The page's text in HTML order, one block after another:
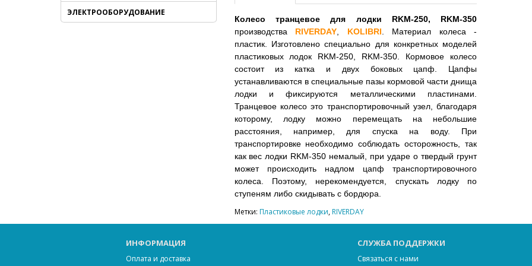
ЭЛЕКТРООБОРУДОВАНИЕ
Колесо транцевое для лодки RKM-250, RKM-350
производства RIVERDAY KOLIBRI . Материал колеса -
пластик. Изготовлено специально для конкретных моделей
пластиковых лодок RKM-250, RKM-350. Кормовое колесо
состоит из катка и двух боковых цапф. Цапфы
устанавливаются в специальные пазы кормовой части днища
лодки и фиксируются металлическими пластинами.
Транцевое колесо это транспортировочный узел, благодаря
которому, лодку можно перемещать на небольшие
расстояния, например, для спуска на воду. При
транспортировке необходимо соблюдать осторожность, так
как вес лодки RKM-350 немалый, при ударе о твердый грунт
может происходить надлом цапф транспортировочного
колеса. Поэтому, нерекомендуется, спускать лодку по
ступеням либо скидывать с бордюра.
Метки: Пластиковые лодки,RIVERDAY
ИНФОРМАЦИЯ
Оплата и доставка
СЛУЖБА ПОДДЕРЖКИ
Связаться с нами